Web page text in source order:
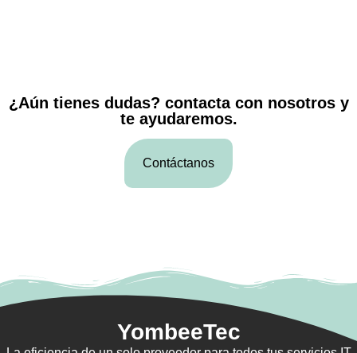
¿Aún tienes dudas? contacta con nosotros y
te ayudaremos.
Contáctanos
YombeeTec